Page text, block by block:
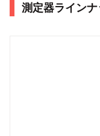
測定器ライン